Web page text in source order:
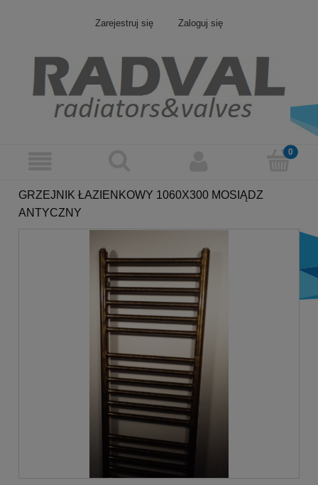
Zarejestruj się Zaloguj się
GRZEJNIK ŁAZIENKOWY 1060X300 MOSIĄDZ
ANTYCZNY